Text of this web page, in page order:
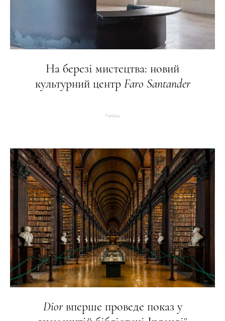
На березі мистецтва: новий
культурний центр Faro Santander
Diorвперше проведе показ у